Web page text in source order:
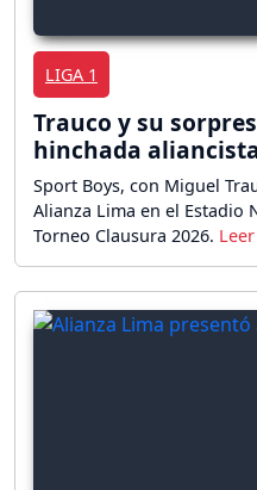
LIGA 1
Trauco y su
hinchada
Sport Boys, con Miguel
Alianza Lima en el Estadio
Torneo Clausura 2026.